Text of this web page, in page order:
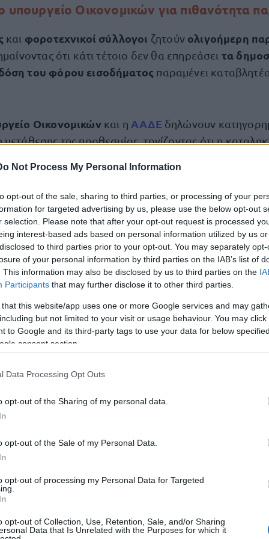
Not Process My Personal Information
opt-out of the sale, sharing to third parties, or processing of your
for targeted advertising by us, please use the below opt-out
selection. Please note that after your opt-out request is processed
interest-based ads based on personal information utilized by us
to third parties prior to your opt-out. You may separately
of your personal information by third parties on the IAB’s list of
This information may also be disclosed by us to third parties on the
Participants that may further disclose it to other third parties.
that this website/app uses one or more Google services and may
but not limited to your visit or usage behaviour. You may
to Google and its third-party tags to use your data for below
consent section.
Data Processing Opt Outs
opt-out of the Sharing of my personal data.
opt-out of the Sale of my Personal Data.
opt-out of processing my Personal Data for Targeted
opt-out of Collection, Use, Retention, Sale, and/or Sharing
Data that Is Unrelated with the Purposes for which it
υπουργείο Οικονομικών για πιθανότητα
και φοροτεχνικοί σύλλογοι ζητούν ολιγοήμερη
ότι κάτι τέτοιο δεν θα επηρεάσει τα
του φόρου εισοδήματος παραμένει καταβλητέα
Οικονομικώνκαι η ΑΑΔΕ δηλώνουν
της προθεσμίας, τονίζοντας ότι η
ο στόχος εμπρόθεσμης ολοκλήρωσης, θα πρέπει να
δηλώσεις την ημέρα, συμπεριλαμβανομένων των
Οιφορολογούμενοιπου καθυστερούν θα πρέπει
να αποφύγουν πρόστιμα και προσαυξήσεις.
και εξαιρέσεις
τεχνικών δυσκολιών, υπάρχει
μέσω της εφαρμογής«Τα Αιτήματά μου»
, προβλέπεται επιπλέον προθεσμία 10 εργάσιμων
όπως σοβαρή ασθένεια, τοκετός ή θάνατος
πιθανή απαλλαγή από πρόστιμα, με την απαραίτητη
είναι χρεωστικές, με μέσο φόρο 1.949 ευρώ
με μέση επιστροφή 375 ευρώ